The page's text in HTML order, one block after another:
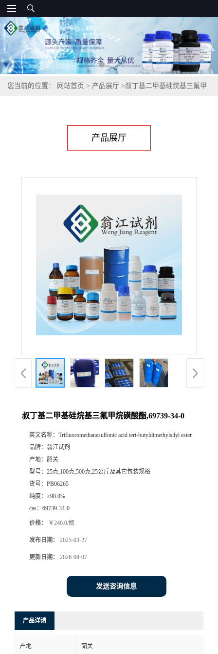
您当前的位置： 网站首页 > 产品展厅 >叔丁基二甲基硅烷基三氟甲
产品展厅
叔丁基二甲基硅烷基三氟甲烷磺酸酯,69739-34-0
英文名称： Trifluoromethanesulfonic acid tert-butyldimethylsilyl ester
品牌： 翁江试剂
产地： 韶关
型号： 25克,100克,500克,25公斤及其它包装规格
货号： PB06265
纯度： ≥98.0%
cas： 69739-34-0
价格： ￥240.0/瓶
发布日期： 2025-03-27
更新日期： 2026-08-07
发送咨询信息
产品详请
产地 韶关